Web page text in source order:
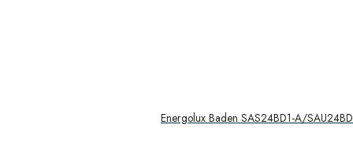
Energolux Baden SAS24BD1-A/